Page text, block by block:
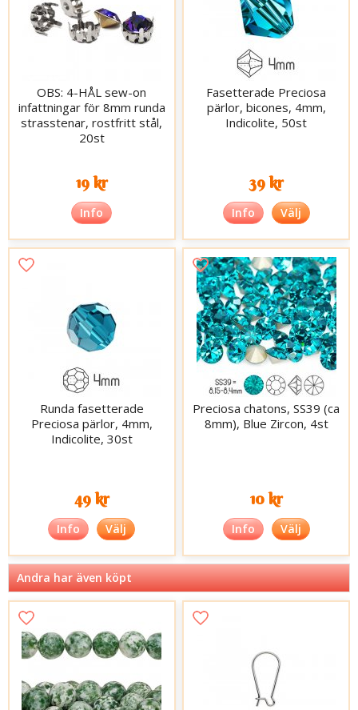
OBS: 4-HÅL sew-on
infattningar för 8mm runda
strasstenar, rostfritt stål,
20st
19 kr
Info
Fasetterade Preciosa
pärlor, bicones, 4mm,
Indicolite, 50st
39 kr
Info Välj
Runda fasetterade
Preciosa pärlor, 4mm,
Indicolite, 30st
49 kr
Info Välj
Preciosa chatons, SS39 (ca
8mm), Blue Zircon, 4st
10 kr
Info Välj
Andra har även köpt